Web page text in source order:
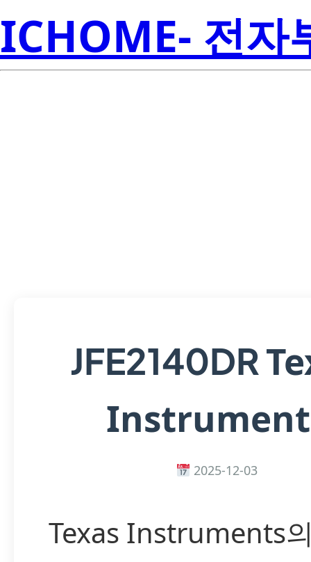
ICHOME- 전자
JFE2140DR
2025-12-03
Texas Instruments